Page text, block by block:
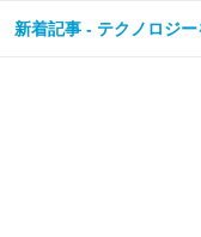
新着記事 - テクノロジ